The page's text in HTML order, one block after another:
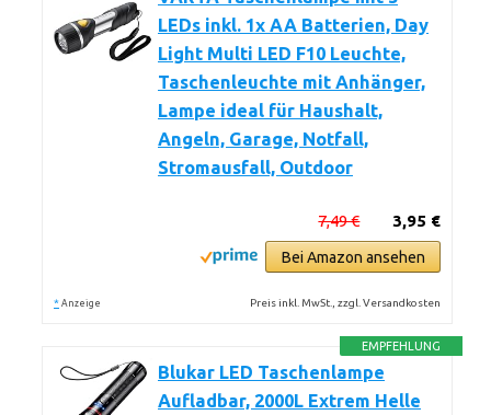
LEDs inkl. 1x AA Batterien, Day
Light Multi LED F10 Leuchte,
Taschenleuchte mit Anhänger,
Lampe ideal für Haushalt,
Angeln, Garage, Notfall,
Stromausfall, Outdoor
3,95 €
7,49 €
Bei Amazon ansehen
* Anzeige Preis inkl. MwSt., zzgl. Versandkosten
EMPFEHLUNG
Blukar LED Taschenlampe
Aufladbar, 2000L Extrem Helle